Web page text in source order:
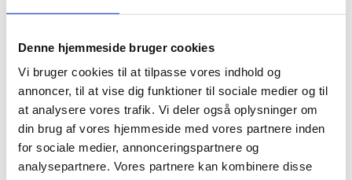
Denne hjemmeside bruger cookies
Vi bruger cookies til at tilpasse vores indhold og
annoncer, til at vise dig funktioner til sociale medier og til
at analysere vores trafik. Vi deler også oplysninger om
din brug af vores hjemmeside med vores partnere inden
for sociale medier, annonceringspartnere og
analysepartnere. Vores partnere kan kombinere disse
Wallshop.dk
Gastrobutikken ApS
Rømersvej 33
7430 Ikast
CVR: 38952986
Telefon træffetid:
Tlf.71 99 30 98